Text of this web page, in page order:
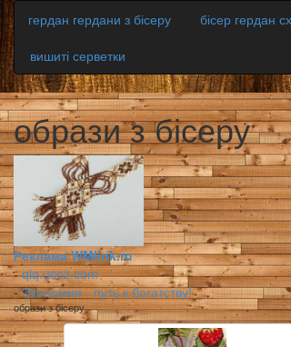
гердан гердани з бісеру бісер гердан
вишиті серветки
образи з бісеру
Реклама WMlink.ru
-qiq.ucoz.com
-Экономия - путь к богатству!
образи з бісеру